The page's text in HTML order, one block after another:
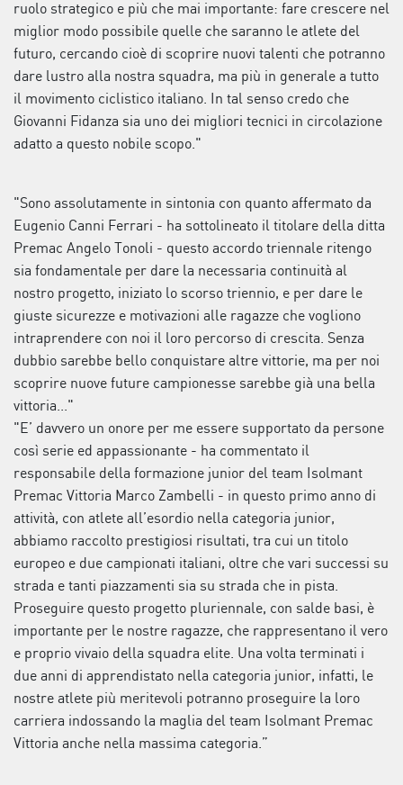
ruolo strategico e più che mai importante: fare crescere nel
miglior modo possibile quelle che saranno le atlete del
futuro, cercando cioè di scoprire nuovi talenti che potranno
dare lustro alla nostra squadra, ma più in generale a tutto
il movimento ciclistico italiano. In tal senso credo che
Giovanni Fidanza sia uno dei migliori tecnici in circolazione
adatto a questo nobile scopo."
"Sono assolutamente in sintonia con quanto affermato da
Eugenio Canni Ferrari - ha sottolineato il titolare della ditta
Premac Angelo Tonoli - questo accordo triennale ritengo
sia fondamentale per dare la necessaria continuità al
nostro progetto, iniziato lo scorso triennio, e per dare le
giuste sicurezze e motivazioni alle ragazze che vogliono
intraprendere con noi il loro percorso di crescita. Senza
dubbio sarebbe bello conquistare altre vittorie, ma per noi
scoprire nuove future campionesse sarebbe già una bella
vittoria..."
"E’ davvero un onore per me essere supportato da persone
così serie ed appassionante - ha commentato il
responsabile della formazione junior del team Isolmant
Premac Vittoria Marco Zambelli - in questo primo anno di
attività, con atlete all’esordio nella categoria junior,
abbiamo raccolto prestigiosi risultati, tra cui un titolo
europeo e due campionati italiani, oltre che vari successi su
strada e tanti piazzamenti sia su strada che in pista.
Proseguire questo progetto pluriennale, con salde basi, è
importante per le nostre ragazze, che rappresentano il vero
e proprio vivaio della squadra elite. Una volta terminati i
due anni di apprendistato nella categoria junior, infatti, le
nostre atlete più meritevoli potranno proseguire la loro
carriera indossando la maglia del team Isolmant Premac
Vittoria anche nella massima categoria.”